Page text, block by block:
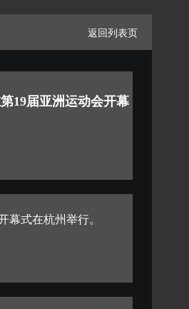
返回列表页
19届亚洲运动会开幕
幕式在杭州举行。